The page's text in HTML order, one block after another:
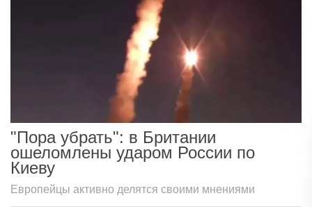
"Пора убрать": в Британии
ошеломлены ударом России по
Киеву
Европейцы активно делятся своими мнениями